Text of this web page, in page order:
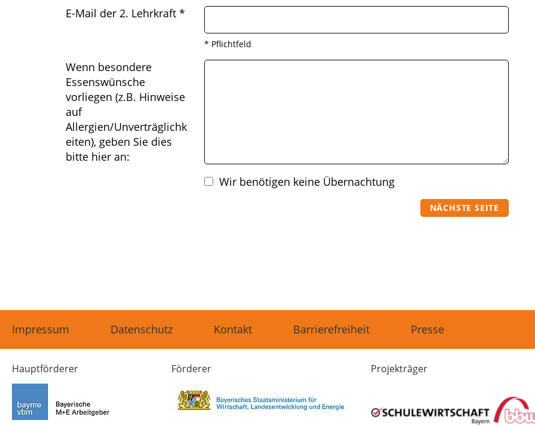
E-Mail der 2. Lehrkraft *
* Pflichtfeld
Wenn besondere
Essenswünsche
vorliegen (z.B. Hinweise
auf
Allergien/Unverträglichk
eiten), geben Sie dies
bitte hier an:
Wir benötigen keine Übernachtung
NÄCHSTE SEITE
Impressum Datenschutz Kontakt Barrierefreiheit Presse
Hauptförderer Förderer Projekträger